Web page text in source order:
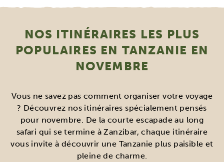
NOS ITINÉRAIRES LES PLUS
POPULAIRES EN TANZANIE EN
NOVEMBRE
Vous ne savez pas comment organiser votre voyage
? Découvrez nos itinéraires spécialement pensés
pour novembre. De la courte escapade au long
safari qui se termine à Zanzibar, chaque itinéraire
vous invite à découvrir une Tanzanie plus paisible et
pleine de charme.